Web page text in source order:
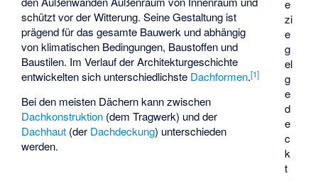
e
zi
e
g
el
g
e
d
e
c
k
t
schützt vor der Witterung. Seine Gestaltung ist
prägend für das gesamte Bauwerk und abhängig
von klimatischen Bedingungen, Baustoffen und
Baustilen. Im Verlauf der Architekturgeschichte
entwickelten sich unterschiedlichste Dachformen.[1]
Bei den meisten Dächern kann zwischen
Dachkonstruktion (dem Tragwerk) und der
Dachhaut (der Dachdeckung) unterschieden
werden.